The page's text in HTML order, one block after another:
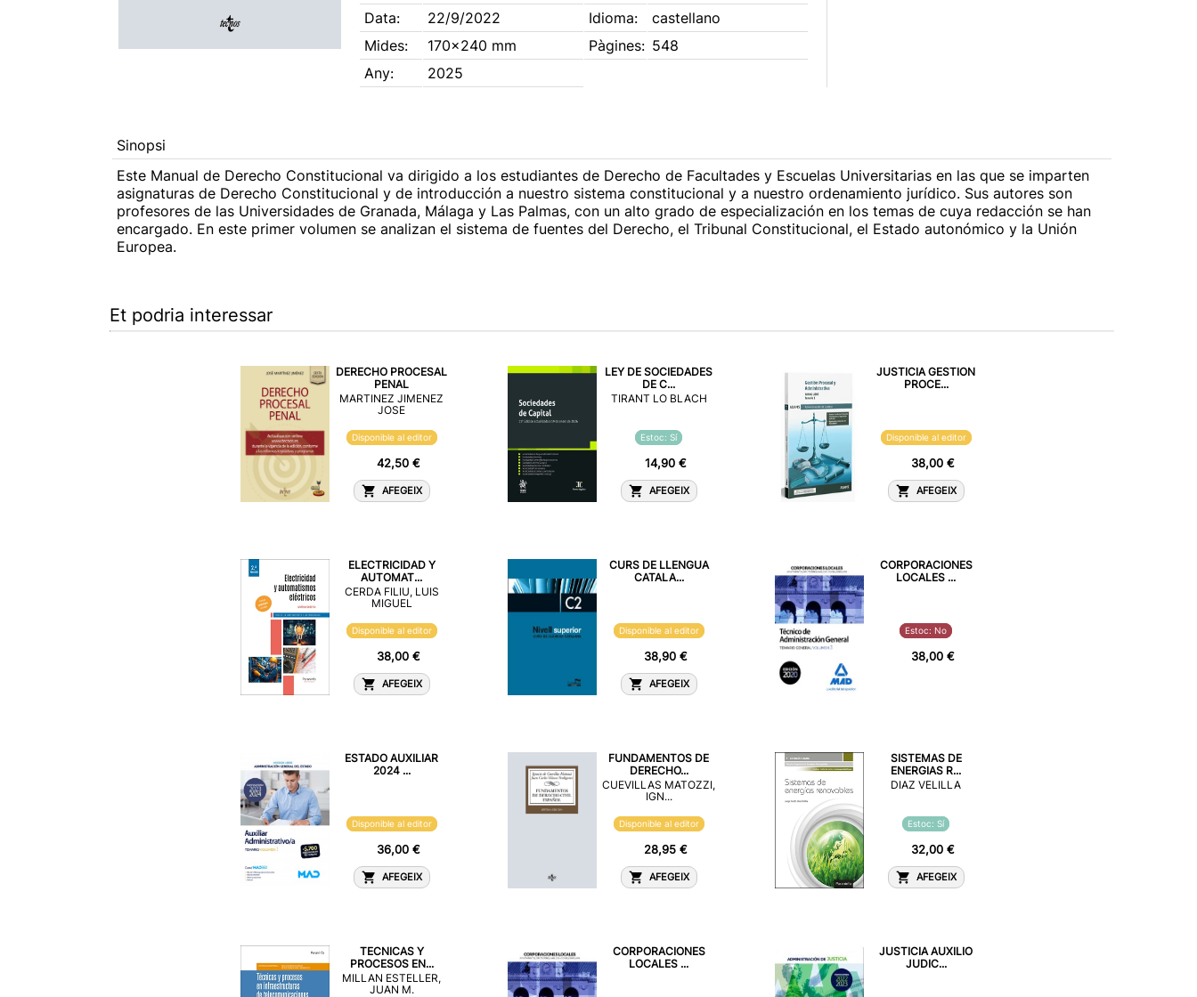
Data:
22/9/2022 Idioma:
castellano
Mides:
170x240 mm Pàgines: 548
Any:
2025
Sinopsi
Este Manual de Derecho Constitucional va dirigido a los estudiantes de Derecho de Facultades y Escuelas Universitarias en las que se imparten
asignaturas de Derecho Constitucional y de introducción a nuestro sistema constitucional y a nuestro ordenamiento jurídico. Sus autores son
profesores de las Universidades de Granada, Málaga y Las Palmas, con un alto grado de especialización en los temas de cuya redacción se han
encargado. En este primer volumen se analizan el sistema de fuentes del Derecho, el Tribunal Constitucional, el Estado autonómico y la Unión
Europea.
Et podria interessar
DERECHO PROCESAL
PENAL
MARTINEZ JIMENEZ
JOSE
Disponible al editor
42,50 €
AFEGEIX
LEY DE SOCIEDADES
DE C...
TIRANT LO BLACH
Estoc: Sí
14,90 €
AFEGEIX
JUSTICIA GESTION
PROCE...
Disponible al editor
38,00 €
AFEGEIX
ELECTRICIDAD Y
AUTOMAT...
CERDA FILIU, LUIS
MIGUEL
Disponible al editor
38,00 €
AFEGEIX
CURS DE LLENGUA
CATALA...
Disponible al editor
38,90 €
AFEGEIX
CORPORACIONES
LOCALES ...
Estoc: No
38,00 €
ESTADO AUXILIAR
2024 ...
Disponible al editor
36,00 €
AFEGEIX
FUNDAMENTOS DE
DERECHO...
CUEVILLAS MATOZZI,
IGN...
Disponible al editor
28,95 €
AFEGEIX
SISTEMAS DE
ENERGIAS R...
DIAZ VELILLA
Estoc: Sí
32,00 €
AFEGEIX
TECNICAS Y
PROCESOS EN...
MILLAN ESTELLER,
JUAN M.
CORPORACIONES
LOCALES ...
JUSTICIA AUXILIO
JUDIC...